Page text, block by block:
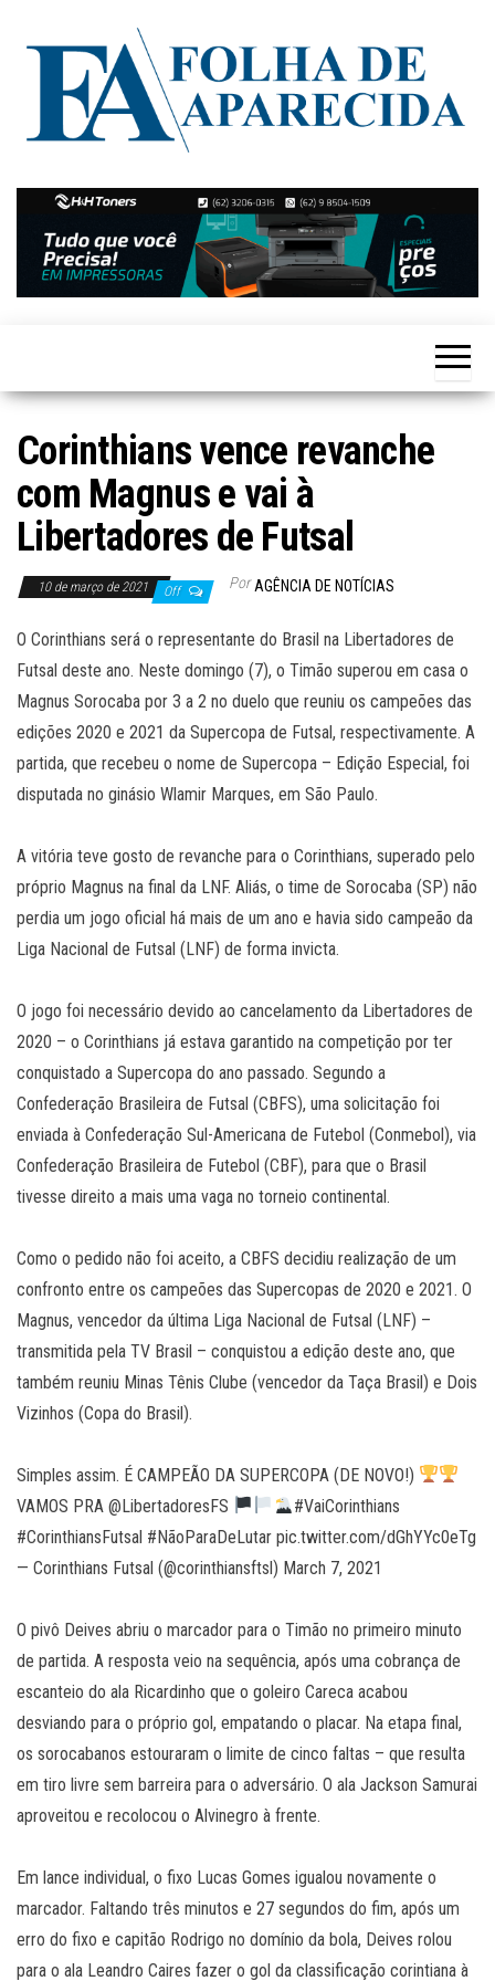
Folha de
Aparecida
Notícias
de
Aparecida
de
Goiânia
Corinthians vence revanche
com Magnus e vai à
Libertadores de Futsal
10 de março de 2021 Off Por AGÊNCIA DE NOTÍCIAS
O Corinthians será o representante do Brasil na Libertadores de
Futsal deste ano. Neste domingo (7), o Timão superou em casa o
Magnus Sorocaba por 3 a 2 no duelo que reuniu os campeões das
edições 2020 e 2021 da Supercopa de Futsal, respectivamente. A
partida, que recebeu o nome de Supercopa – Edição Especial, foi
disputada no ginásio Wlamir Marques, em São Paulo.
A vitória teve gosto de revanche para o Corinthians, superado pelo
próprio Magnus na final da LNF. Aliás, o time de Sorocaba (SP) não
perdia um jogo oficial há mais de um ano e havia sido campeão da
Liga Nacional de Futsal (LNF) de forma invicta.
O jogo foi necessário devido ao cancelamento da Libertadores de
2020 – o Corinthians já estava garantido na competição por ter
conquistado a Supercopa do ano passado. Segundo a
Confederação Brasileira de Futsal (CBFS), uma solicitação foi
enviada à Confederação Sul-Americana de Futebol (Conmebol), via
Confederação Brasileira de Futebol (CBF), para que o Brasil
tivesse direito a mais uma vaga no torneio continental.
Como o pedido não foi aceito, a CBFS decidiu realização de um
confronto entre os campeões das Supercopas de 2020 e 2021. O
Magnus, vencedor da última Liga Nacional de Futsal (LNF) –
transmitida pela TV Brasil – conquistou a edição deste ano, que
também reuniu Minas Tênis Clube (vencedor da Taça Brasil) e Dois
Vizinhos (Copa do Brasil).
Simples assim. É CAMPEÃO DA SUPERCOPA (DE NOVO!)
VAMOS PRA @LibertadoresFS
#VaiCorinthians
#CorinthiansFutsal #NãoParaDeLutar pic.twitter.com/dGhYYc0eTg
— Corinthians Futsal (@corinthiansftsl) March 7, 2021
O pivô Deives abriu o marcador para o Timão no primeiro minuto
de partida. A resposta veio na sequência, após uma cobrança de
escanteio do ala Ricardinho que o goleiro Careca acabou
desviando para o próprio gol, empatando o placar. Na etapa final,
os sorocabanos estouraram o limite de cinco faltas – que resulta
em tiro livre sem barreira para o adversário. O ala Jackson Samurai
aproveitou e recolocou o Alvinegro à frente.
Em lance individual, o fixo Lucas Gomes igualou novamente o
marcador. Faltando três minutos e 27 segundos do fim, após um
erro do fixo e capitão Rodrigo no domínio da bola, Deives rolou
para o ala Leandro Caires fazer o gol da classificação corintiana à